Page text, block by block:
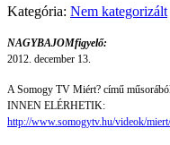
Kategória: Nem kategorizált
NAGYBAJOMfigyelő:
2012. december 13.
A Somogy TV Miért? című
INNEN ELÉRHETIK:
http://www.somogytv.hu/videok/